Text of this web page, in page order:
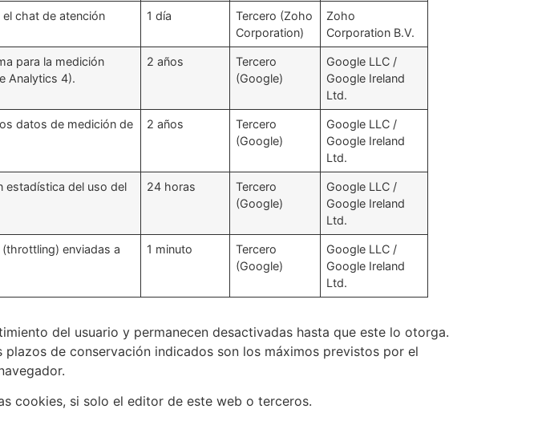
chat de atención
1 día
Tercero (Zoho
Corporation)
Zoho
Corporation B.V.
para la medición
Analytics 4).
2 años
Tercero
(Google)
Google LLC /
Google Ireland
Ltd.
datos de medición de
2 años
Tercero
(Google)
Google LLC /
Google Ireland
Ltd.
estadística del uso del
24 horas
Tercero
(Google)
Google LLC /
Google Ireland
Ltd.
enviadas a
1 minuto
Tercero
(Google)
Google LLC /
Google Ireland
Ltd.
del usuario y permanecen desactivadas hasta que este lo otorga.
de conservación indicados son los máximos previstos por el
cookies, si solo el editor de este web o terceros.